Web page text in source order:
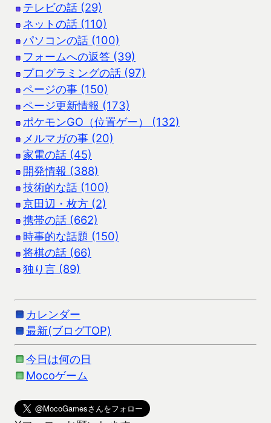
テレビの話 (29)
ネットの話 (110)
パソコンの話 (100)
フォームへの返答 (39)
プログラミングの話 (97)
ページの事 (150)
ページ更新情報 (173)
ポケモンGO（位置ゲー） (132)
メルマガの事 (20)
家電の話 (45)
開発情報 (388)
技術的な話 (100)
京田辺・枚方 (2)
携帯の話 (662)
時事的な話題 (150)
将棋の話 (66)
独り言 (89)
カレンダー
最新(ブログTOP)
今日は何の日
Mocoゲーム